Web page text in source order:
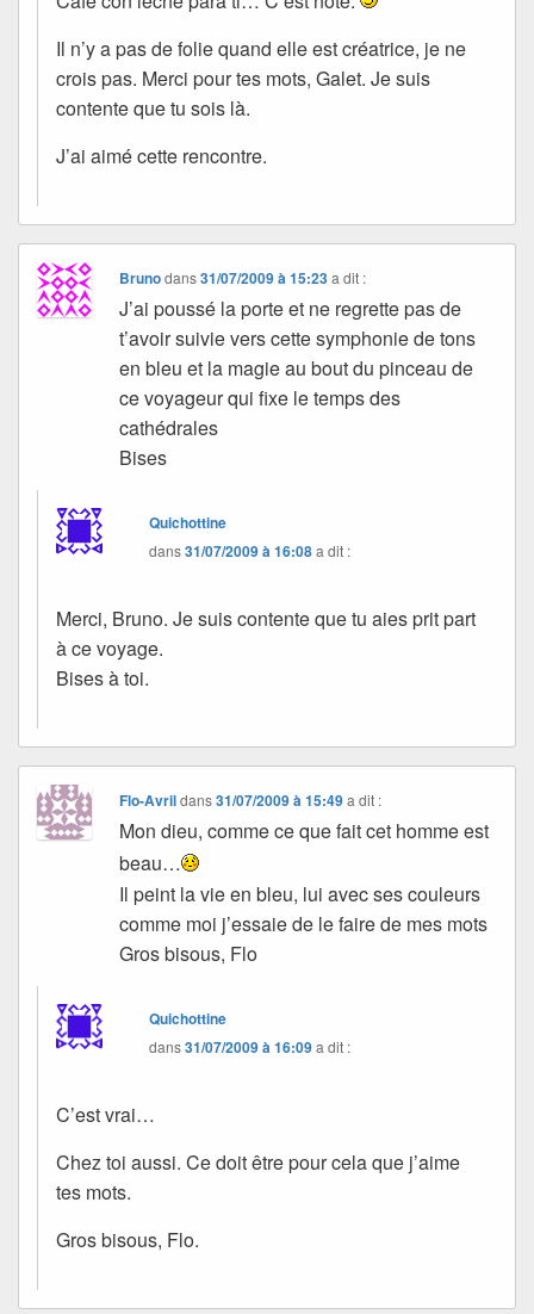
Il n’y a pas de folie quand elle est créatrice, je ne
crois pas. Merci pour tes mots, Galet. Je suis
contente que tu sois là.
J’ai aimé cette rencontre.
Brunodans31/07/2009 à 15:23 a dit :
J’ai poussé la porte et ne regrette pas de
t’avoir suivie vers cette symphonie de tons
en bleu et la magie au bout du pinceau de
ce voyageur qui fixe le temps des
cathédrales
Bises
Quichottine
dans31/07/2009 à 16:08a dit :
Merci, Bruno. Je suis contente que tu aies prit part
à ce voyage.
Bises à toi.
Flo-Avrildans31/07/2009 à 15:49 a dit :
Mon dieu, comme ce que fait cet homme est
beau…
Il peint la vie en bleu, lui avec ses couleurs
comme moi j’essaie de le faire de mes mots
Gros bisous, Flo
Quichottine
dans31/07/2009 à 16:09a dit :
C’est vrai…
Chez toi aussi. Ce doit être pour cela que j’aime
tes mots.
Gros bisous, Flo.